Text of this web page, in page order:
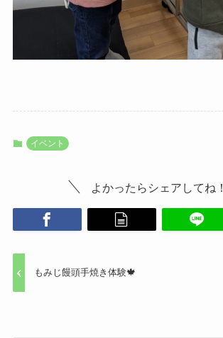
イベント
よかったらシェアしてね！
もみじ饅頭手焼き体験🍁